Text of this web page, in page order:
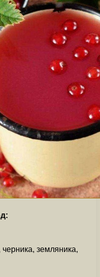
земляника,